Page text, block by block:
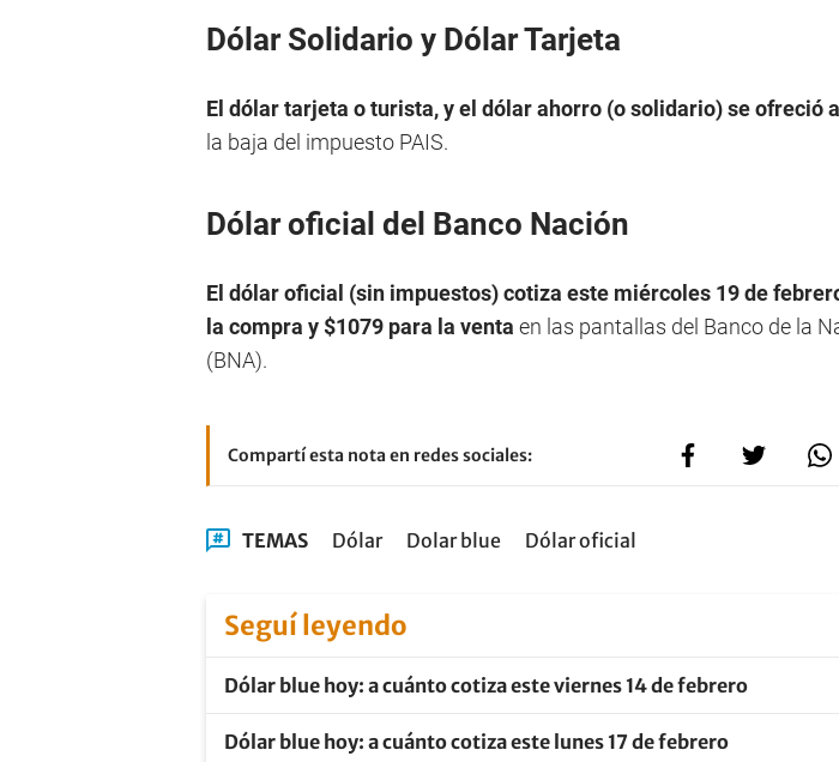
Dólar Solidario y Dólar Tarjeta
El dólar tarjeta o turista, y el dólar ahorro (o solidario) se ofreció
la baja del impuesto PAIS.
Dólar oficial del Banco Nación
El dólar oficial (sin impuestos) cotiza este miércoles 19 de
la compra y $1079 para la venta en las pantallas del Banco de la
(BNA).
Compartí esta nota en redes sociales:
TEMAS Dólar Dolar blue Dólar oficial
Seguí leyendo
Dólar blue hoy: a cuánto cotiza este viernes 14 de febrero
Dólar blue hoy: a cuánto cotiza este lunes 17 de febrero